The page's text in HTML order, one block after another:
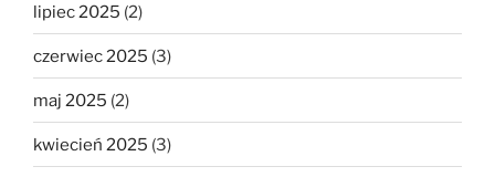
lipiec 2025 (2)
czerwiec 2025 (3)
maj 2025 (2)
kwiecień 2025 (3)